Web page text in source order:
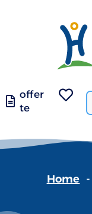
offer
te
Home -